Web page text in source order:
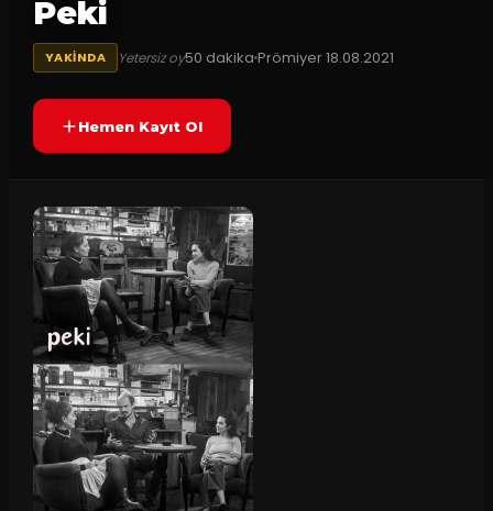
Peki
YAKINDA Yetersiz oy50 dakikaPrömiyer18.08.2021
Hemen Kayıt Ol